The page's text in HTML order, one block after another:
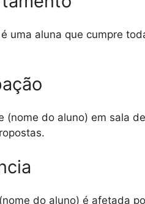
uma aluna que cumpre
(nome do aluno) em sala
do aluno) é afetada